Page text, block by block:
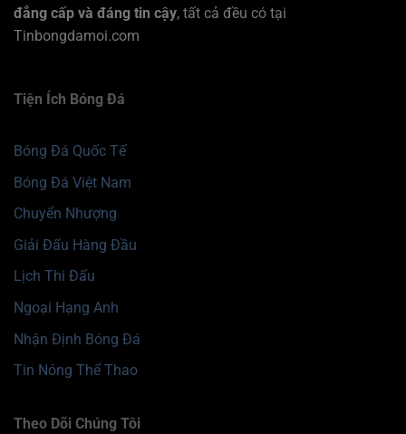
đẳng cấp và đáng tin cậy, tất cả đều có tại
Tinbongdamoi.com
Tiện Ích Bóng Đá
Bóng Đá Quốc Tế
Bóng Đá Việt Nam
Chuyển Nhượng
Giải Đấu Hàng Đầu
Lịch Thi Đấu
Ngoại Hạng Anh
Nhận Định Bóng Đá
Tin Nóng Thể Thao
Theo Dõi Chúng Tôi